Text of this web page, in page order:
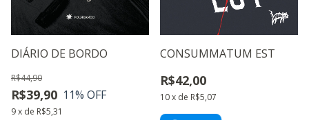
DIÁRIO DE BORDO
R$39,90
R$44,90
11% OFF
9x de R$5,31
CONSUMMATUM EST
R$42,00
10x de R$5,07